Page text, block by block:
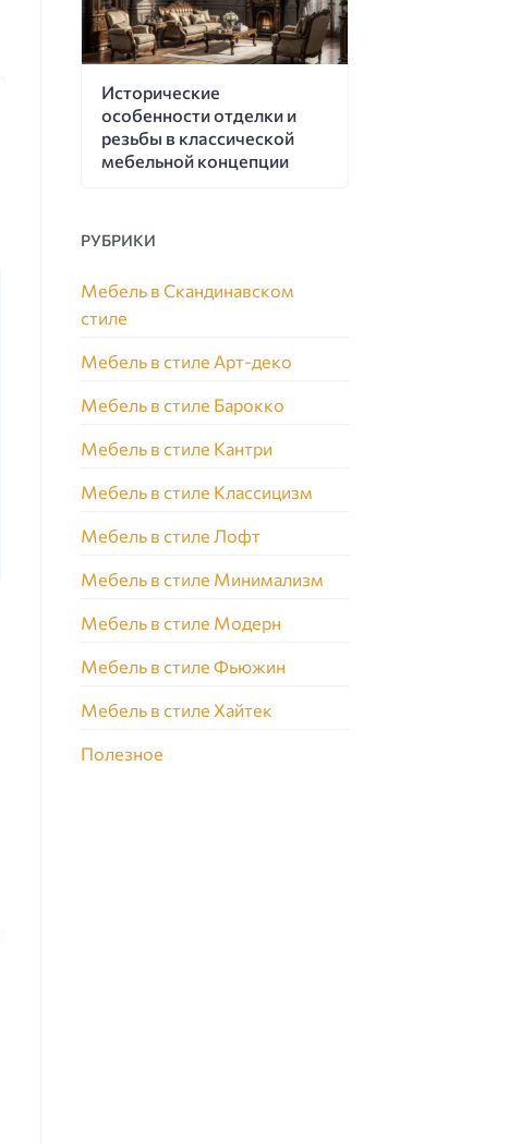
Исторические
особенности отделки и
резьбы в классической
мебельной концепции
РУБРИКИ
Мебель в Скандинавском
стиле
Мебель в стиле Арт-деко
Мебель в стиле Барокко
Мебель в стиле Кантри
Мебель в стиле Классицизм
Мебель в стиле Лофт
Мебель в стиле Минимализм
Мебель в стиле Модерн
Мебель в стиле Фьюжин
Мебель в стиле Хайтек
Полезное